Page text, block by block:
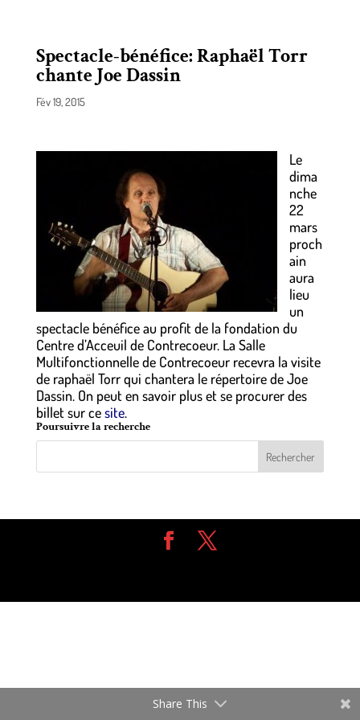
Spectacle-bénéfice: Raphaël Torr
chante Joe Dassin
Fév 19, 2015
Le
dima
nche
22
mars
proch
ain
aura
lieu
un
spectacle bénéfice au profit de la fondation du
Centre d’Acceuil de Contrecoeur. La Salle
Multifonctionnelle de Contrecoeur recevra la visite
de raphaël Torr qui chantera le répertoire de Joe
Dassin. On peut en savoir plus et se procurer des
billet sur cesite.
Poursuivre la recherche
Share This